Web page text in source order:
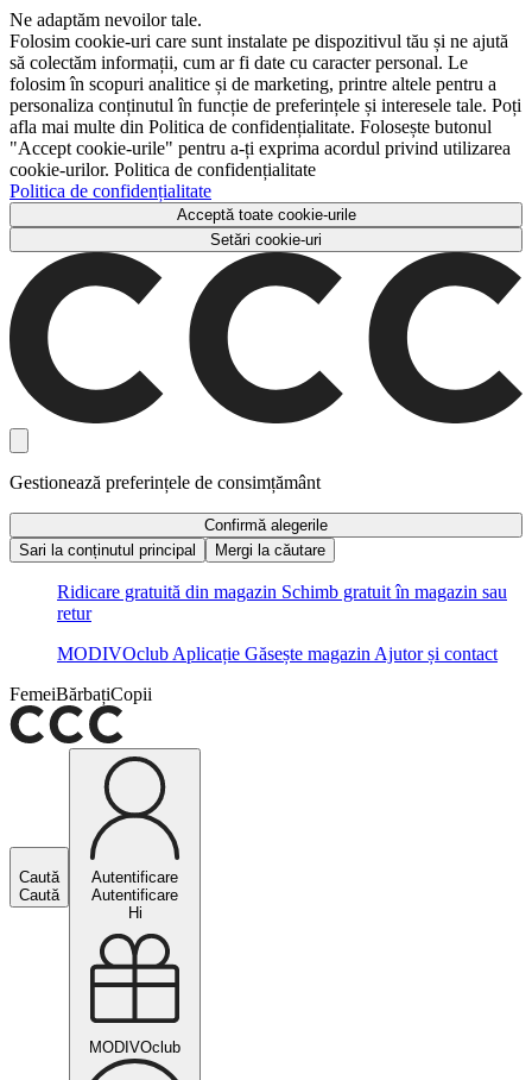
Ne adaptăm nevoilor tale.
Folosim cookie-uri care sunt instalate pe dispozitivul tău și ne ajută
să colectăm informații, cum ar fi date cu caracter personal. Le
folosim în scopuri analitice și de marketing, printre altele pentru a
personaliza conținutul în funcție de preferințele și interesele tale. Poți
afla mai multe din Politica de confidențialitate. Folosește butonul
"Accept cookie-urile" pentru a-ți exprima acordul privind utilizarea
cookie-urilor. Politica de confidențialitate
Politica de confidențialitate
Acceptă toate cookie-urile
Setări cookie-uri
Gestionează preferințele de consimțământ
Confirmă alegerile
Sari la conținutul principal
Mergi la căutare
Ridicare gratuită din magazin Schimb gratuit în magazin sau
retur
MODIVOclub Aplicație Găsește magazin Ajutor și contact
FemeiBărbațiCopii
Caută
Caută
Autentificare
Autentificare
Hi
MODIVOclub